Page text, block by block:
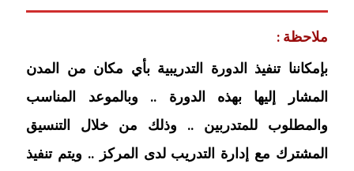
ملاحظة :
بإمكاننا تنفيذ الدورة التدريبية بأي مكان من المدن
المشار إليها بهذه الدورة .. وبالموعد المناسب
والمطلوب للمتدربين .. وذلك من خلال التنسيق
المشترك مع إدارة التدريب لدى المركز .. ويتم تنفيذ